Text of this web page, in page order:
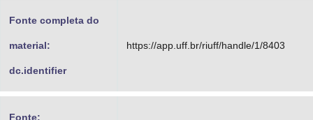
Fonte completa do
material:
dc.identifier
https://app.uff.br/riuff/handle/1/8403
Fonte: